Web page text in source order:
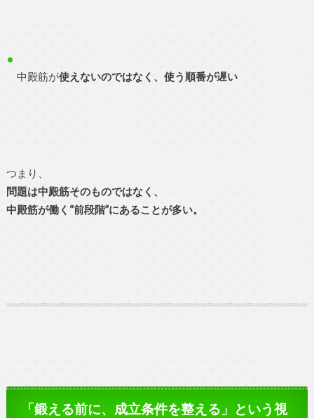
中殿筋が使えないのではなく、使う順番が遅い
つまり、
問題は中殿筋そのものではなく、
中殿筋が働く“前段階”にあることが多い。
「鍛える前に、成立条件を整える」という視